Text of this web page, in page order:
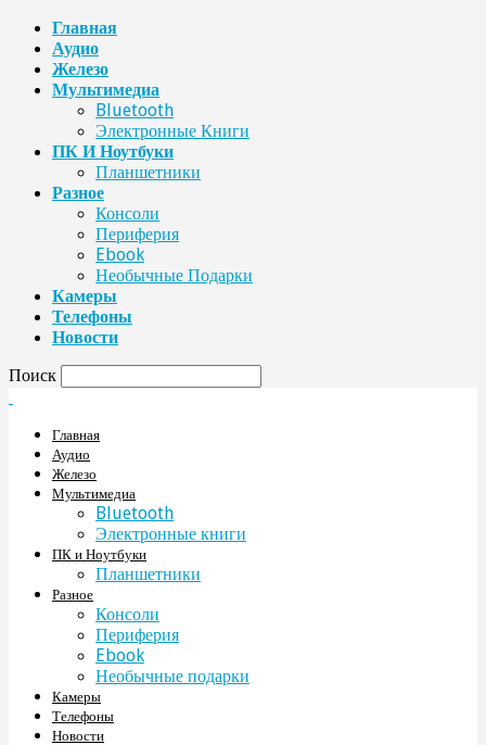
Главная
Аудио
Железо
Мультимедиа
Bluetooth
Электронные Книги
ПК И Ноутбуки
Планшетники
Разное
Консоли
Периферия
Ebook
Необычные Подарки
Камеры
Телефоны
Новости
Поиск
Главная
Аудио
Железо
Мультимедиа
Bluetooth
Электронные книги
ПК и Ноутбуки
Планшетники
Разное
Консоли
Периферия
Ebook
Необычные подарки
Камеры
Телефоны
Новости